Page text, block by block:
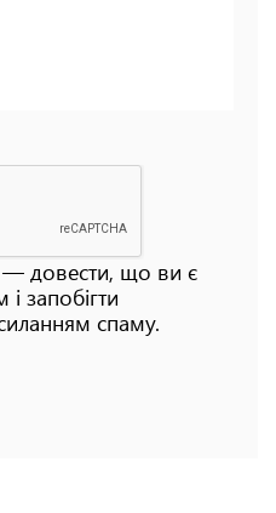
— довести, що ви є
запобігти
спаму.